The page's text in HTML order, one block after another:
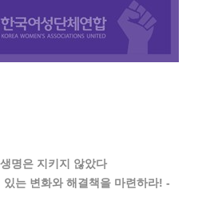
명은 지키지 않았다
는 변화와 해결책을 마련하라! -